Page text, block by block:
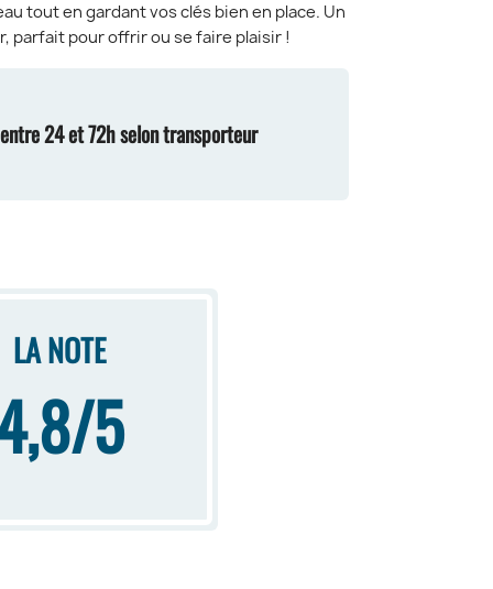
tout en gardant vos clés bien en place. Un
parfait pour offrir ou se faire plaisir !
24 et 72h selon transporteur
LA NOTE
5